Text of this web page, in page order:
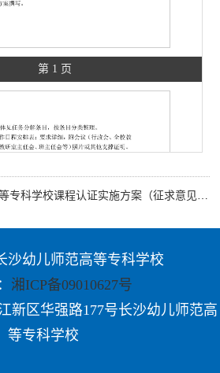
第 1 页
科学校课程认证实施方案（征求意见稿）
沙幼儿师范高等专科学校
湘ICP备09010627号
新区华强路177号长沙幼儿师范高
等专科学校